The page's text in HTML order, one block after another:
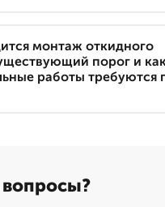
монтаж откидного
порог и
работы требуются